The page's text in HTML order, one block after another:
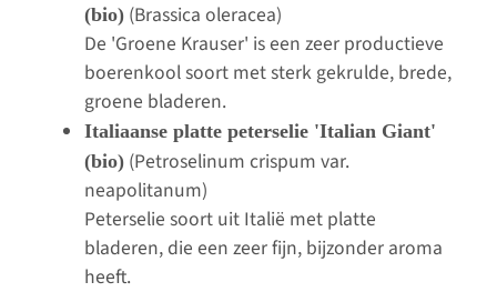
(bio) (Brassica oleracea)
De 'Groene Krauser' is een zeer productieve
boerenkool soort met sterk gekrulde, brede,
groene bladeren.
Italiaanse platte peterselie 'Italian Giant'
(bio) (Petroselinum crispum var.
neapolitanum)
Peterselie soort uit Italië met platte
bladeren, die een zeer fijn, bijzonder aroma
heeft.